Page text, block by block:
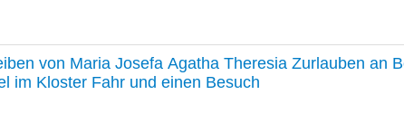
von Maria Josefa Agatha Theresia Zurlauben an
im Kloster Fahr und einen Besuch